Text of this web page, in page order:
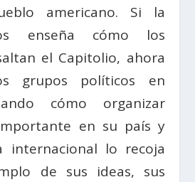
americano. Si la
enseña cómo los
el Capitolio, ahora
grupos políticos en
cómo organizar
en su país y
internacional lo recoja
de sus ideas, sus